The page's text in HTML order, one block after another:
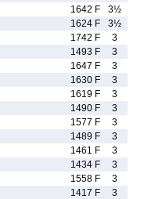
1642 F
3½
1624 F
3½
1742 F
3
1493 F
3
1647 F
3
1630 F
3
1619 F
3
1490 F
3
1577 F
3
1489 F
3
1461 F
3
1434 F
3
1558 F
3
1417 F
3